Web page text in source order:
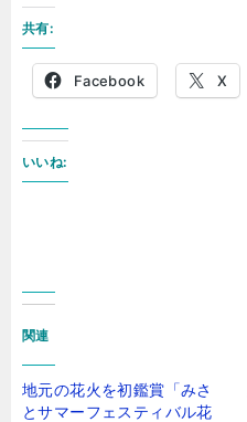
共有:
Facebook X
いいね:
関連
地元の花火を初鑑賞「みさ
とサマーフェスティバル花